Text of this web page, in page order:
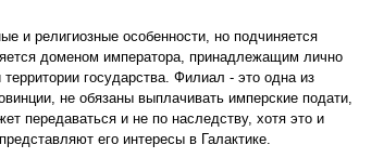
и религиозные особенности, но подчиняется
доменом императора, принадлежащим лично
государства. Филиал - это одна из
не обязаны выплачивать имперские подати,
передаваться и не по наследству, хотя это и
его интересы в Галактике.